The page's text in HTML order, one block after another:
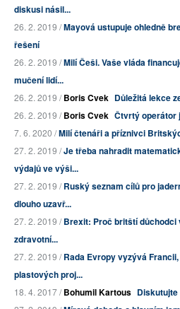
diskusi násil...
26. 2. 2019 /Mayová ustupuje ohledně
řešení
26. 2. 2019 /Milí Češi. Vaše vláda
mučení lidí...
26. 2. 2019 /Boris Cvek Důležitá lekce
26. 2. 2019 /Boris Cvek Čtvrtý operátor
7. 6. 2020 /Milí čtenáři a příznivci
27. 2. 2019 /Je třeba nahradit
výdajů ve výši...
27. 2. 2019 /Ruský seznam cílů pro
dlouho uzavř...
27. 2. 2019 /Brexit: Proč britští důchodci
zdravotní...
27. 2. 2019 /Rada Evropy vyzývá
plastových proj...
18. 4. 2017 /Bohumil Kartous